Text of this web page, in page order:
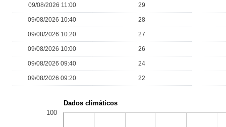
09/08/2026 11:00 29
09/08/2026 10:40 28
09/08/2026 10:20 27
09/08/2026 10:00 26
09/08/2026 09:40 24
09/08/2026 09:20 22
Dados climáticos
100